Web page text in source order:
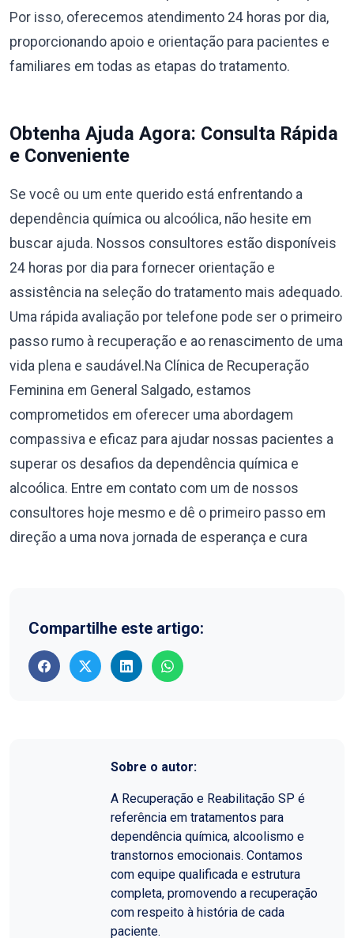
Por isso, oferecemos atendimento 24 horas por dia,
proporcionando apoio e orientação para pacientes e
familiares em todas as etapas do tratamento.
Obtenha Ajuda Agora: Consulta Rápida
e Conveniente
Se você ou um ente querido está enfrentando a
dependência química ou alcoólica, não hesite em
buscar ajuda. Nossos consultores estão disponíveis
24 horas por dia para fornecer orientação e
assistência na seleção do tratamento mais adequado.
Uma rápida avaliação por telefone pode ser o primeiro
passo rumo à recuperação e ao renascimento de uma
vida plena e saudável.Na Clínica de Recuperação
Feminina em General Salgado, estamos
comprometidos em oferecer uma abordagem
compassiva e eficaz para ajudar nossas pacientes a
superar os desafios da dependência química e
alcoólica. Entre em contato com um de nossos
consultores hoje mesmo e dê o primeiro passo em
direção a uma nova jornada de esperança e cura
Compartilhe este artigo:
Sobre o autor:
A Recuperação e Reabilitação SP é
referência em tratamentos para
dependência química, alcoolismo e
transtornos emocionais. Contamos
com equipe qualificada e estrutura
completa, promovendo a recuperação
com respeito à história de cada
paciente.